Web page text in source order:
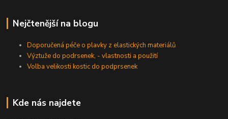
Nejčtenější na blogu
Doporučená péče o plavky z elastických materiálů
Výztuže do podrsenek, - vlastnosti a použití
Volba velikosti kostic do podprsenek
Kde nás najdete